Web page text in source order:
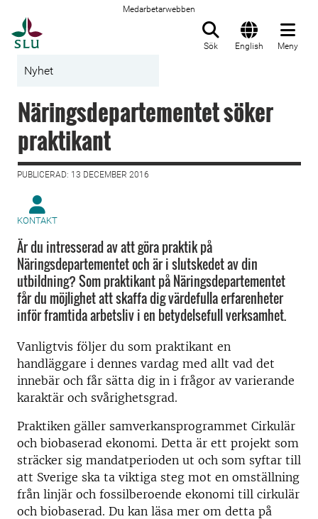
Medarbetarwebben
Sök English Meny
Nyhet
Näringsdepartementet söker
praktikant
PUBLICERAD: 13 DECEMBER 2016
KONTAKT
Är du intresserad av att göra praktik på
Näringsdepartementet och är i slutskedet av din
utbildning? Som praktikant på Näringsdepartementet
får du möjlighet att skaffa dig värdefulla erfarenheter
inför framtida arbetsliv i en betydelsefull verksamhet.
Vanligtvis följer du som praktikant en
handläggare i dennes vardag med allt vad det
innebär och får sätta dig in i frågor av varierande
karaktär och svårighetsgrad.
Praktiken gäller samverkansprogrammet Cirkulär
och biobaserad ekonomi. Detta är ett projekt som
sträcker sig mandatperioden ut och som syftar till
att Sverige ska ta viktiga steg mot en omställning
från linjär och fossilberoende ekonomi till cirkulär
och biobaserad. Du kan läsa mer om detta på